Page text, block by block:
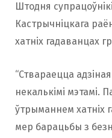
Штодня
Кастрычніцкага
хатніх гадаванцах
“Ствараецца
некалькімі мэтамі.
ўтрыманнем хатніх
мер барацьбы з